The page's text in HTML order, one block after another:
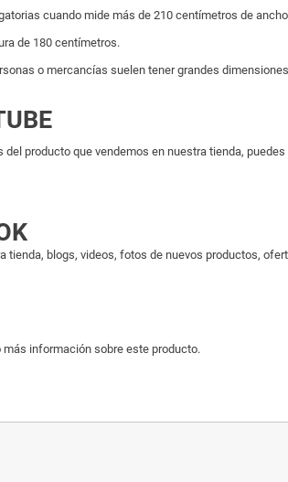
cuando mide más de 210 centímetros de
de 180 centímetros.
o mercancías suelen tener grandes
producto que vendemos en nuestra tienda,
blogs, videos, fotos de nuevos productos,
información sobre este producto.